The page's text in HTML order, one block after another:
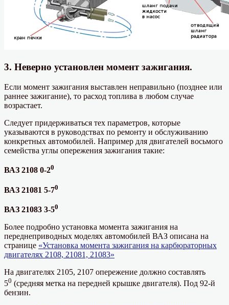
3. Неверно установлен момент зажигания.
Если момент зажигания выставлен неправильно (позднее или
раннее зажигание), то расход топлива в любом случае
возрастает.
Следует придерживаться тех параметров, которые
указываются в руководствах по ремонту и обслуживанию
конкретных автомобилей. Например для двигателей восьмого
семейства углы опережения зажигания такие:
ВАЗ 2108 0-20
ВАЗ 21081 5-70
ВАЗ 21083 3-50
Более подробно установка момента зажигания на
переднеприводных моделях автомобилей ВАЗ описана на
странице «Установка момента зажигания на карбюраторных
двигателях 2108, 21081, 21083»
На двигателях 2105, 2107 опережение должно составлять
50 (средняя метка на передней крышке двигателя). Под 92-й
бензин.